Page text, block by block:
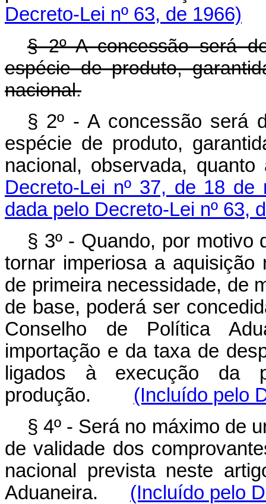
Decreto-Lei nº 63, de 1966)
§ 2º A concessão será
espécie de produto,
nacional.
§ 2º - A concessão será
espécie de produto,
nacional, observada,
Decreto-Lei nº 37, de 18 de
dada pelo Decreto-Lei nº 63,
§ 3º - Quando, por motivo
tornar imperiosa a aquisição
de primeira necessidade, de
de base, poderá ser
Conselho de Política
importação e da taxa de
ligados à execução da
produção.
(Incluído pelo
§ 4º - Será no máximo de
de validade dos
nacional prevista neste
Aduaneira. (Incluído pelo